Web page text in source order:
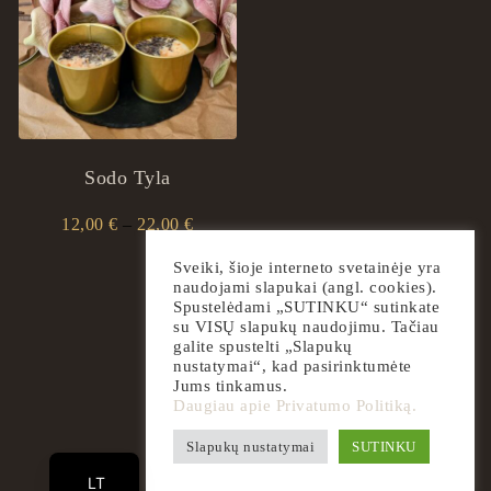
Sodo Tyla
12,00€ – 22,00€Price range: 12,00 € through 22,00 €
2026 ingrilspa.com
Sveiki, šioje interneto svetainėje yra
naudojami slapukai (angl. cookies).
Spustelėdami „SUTINKU“ sutinkate
su VISŲ slapukų naudojimu. Tačiau
galite spustelti „Slapukų
nustatymai“, kad pasirinktumėte
Jums tinkamus.
Daugiau apie Privatumo Politiką.
Slapukų nustatymai SUTINKU
LT